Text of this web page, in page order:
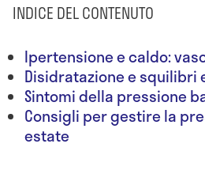
INDICE DEL CONTENUTO
Ipertensione e caldo:
Disidratazione e
Sintomi della pressione
Consigli per gestire la
estate